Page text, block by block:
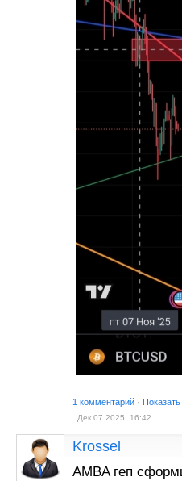
1 комментарий ·
Дек 07 2025, 16:42
Krossel
AMBA геп